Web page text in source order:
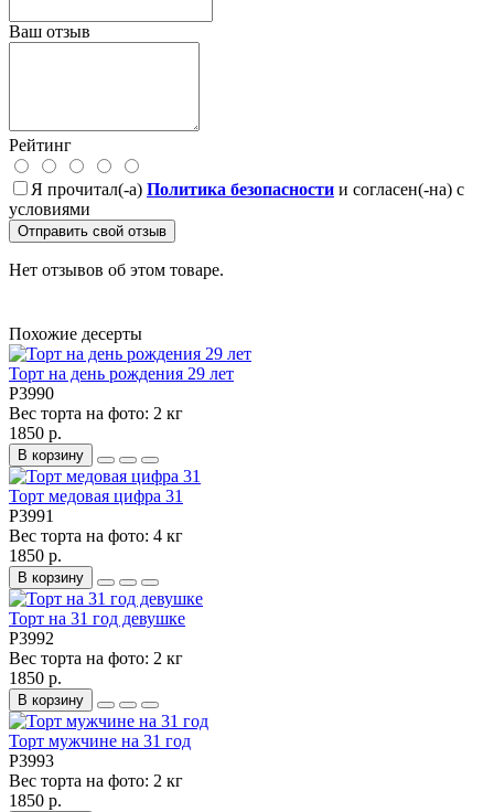
Ваш отзыв
Рейтинг
Я прочитал(-а) Политика безопасности и согласен(-на) с
условиями
Отправить свой отзыв
Нет отзывов об этом товаре.
Похожие десерты
Торт на день рождения 29 лет
P3990
Вес торта на фото: 2 кг
1850 р.
В корзину
Торт медовая цифра 31
P3991
Вес торта на фото: 4 кг
1850 р.
В корзину
Торт на 31 год девушке
P3992
Вес торта на фото: 2 кг
1850 р.
В корзину
Торт мужчине на 31 год
P3993
Вес торта на фото: 2 кг
1850 р.